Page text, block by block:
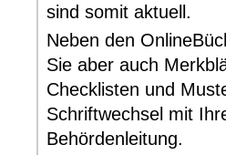
sind somit aktuell.
Neben den
Sie aber auch
Checklisten und
Schriftwechsel mit
Behördenleitung.